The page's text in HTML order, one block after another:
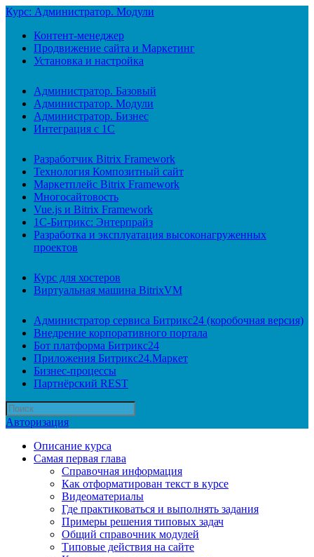
Курс: Администратор. Модули
Контент-менеджер
Продвижение сайта и Маркетинг
Установка и настройка
Администратор. Базовый
Администратор. Модули
Администратор. Бизнес
Интеграция с 1С
Разработчик Bitrix Framework
Технология Композитный сайт
Маркетплейс Bitrix Framework
Многосайтовость
Vue.js и Bitrix Framework
1С-Битрикс: Энтерпрайз
Разработка и эксплуатация высоконагруженных
проектов
Курс для хостеров
Виртуальная машина BitrixVM
Администратор сервиса Битрикс24 (коробочная версия)
Внедрение корпоративного портала
Бот платформа Битрикс24
Приложения Битрикс24.Маркет
Бизнес-процессы
Партнёрский REST
Авторизация
Описание курса
Самая первая глава
Справочная информация
Как отформатирован текст в курсе
Видеоматериалы
Где практиковаться и выполнять задания
Примеры решения типовых задач
Общий справочник модулей
Типовые действия на сайте